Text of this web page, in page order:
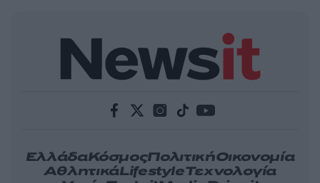
ΕλλάδαΚόσμοςΠολιτικήΟικονομία
ΑθλητικάLifestyleΤεχνολογία